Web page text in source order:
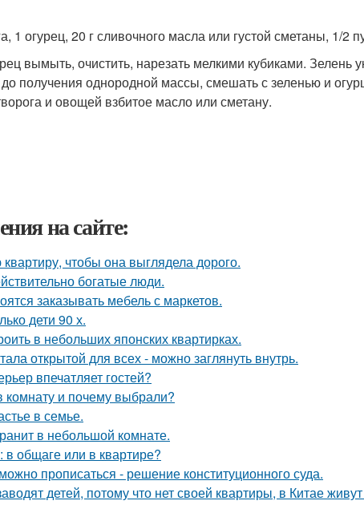
1 огурец, 20 г сливочного масла или густой сметаны, 1/2
вымыть, очистить, нарезать мелкими кубиками. Зелень
до получения однородной массы, смешать с зеленью и
и овощей взбитое масло или сметану.
на сайте:
чтобы она выглядела дорого.
богатые люди.
заказывать мебель с маркетов.
дети 90 х.
в небольших японских квартирках.
открытой для всех - можно заглянуть внутрь.
впечатляет гостей?
и почему выбрали?
в семье.
в небольшой комнате.
общаге или в квартире?
прописаться - решение конституционного суда.
детей, потому что нет своей квартиры, в Китае